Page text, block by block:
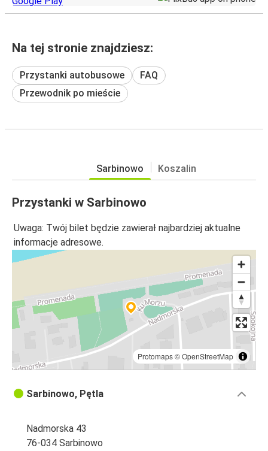
Na tej stronie znajdziesz:
Przystanki autobusowe
FAQ
Przewodnik po mieście
Sarbinowo Koszalin
Przystanki w Sarbinowo
Uwaga: Twój bilet będzie zawierał najbardziej aktualne
informacje adresowe.
Protomaps©OpenStreetMap
Sarbinowo, Pętla
Nadmorska 43
76-034 Sarbinowo